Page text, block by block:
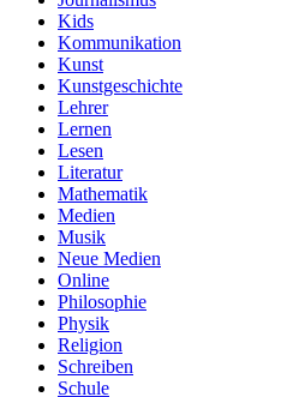
Kids
Kommunikation
Kunst
Kunstgeschichte
Lehrer
Lernen
Lesen
Literatur
Mathematik
Medien
Musik
Neue Medien
Online
Philosophie
Physik
Religion
Schreiben
Schule